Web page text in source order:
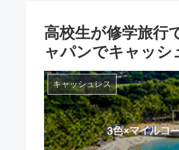
高校生が修学旅行
ャパンでキャッシ
キャッシュレス